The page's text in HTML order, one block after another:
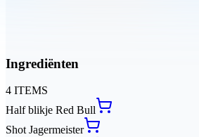
Ingrediënten
4 ITEMS
Half blikje Red Bull
Shot Jagermeister